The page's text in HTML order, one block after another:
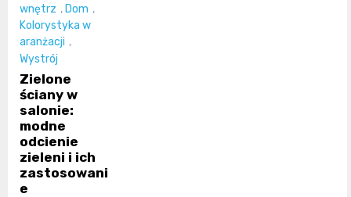
wnętrz , Dom ,
Kolorystyka w
aranżacji ,
Wystrój
Zielone
ściany w
salonie:
modne
odcienie
zieleni i ich
zastosowani
e